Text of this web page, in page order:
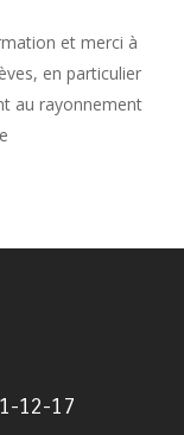
et merci à
en particulier
au rayonnement
12-17